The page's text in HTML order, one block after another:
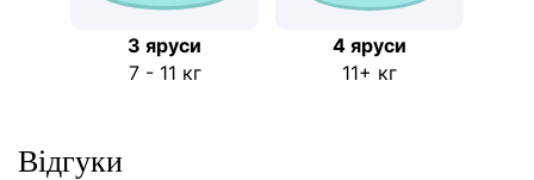
3 яруси
7 - 11 кг
4 яруси
11+ кг
Відгуки